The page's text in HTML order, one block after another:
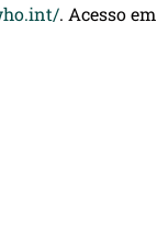
. Acesso